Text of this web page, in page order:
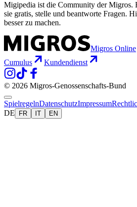
Migipedia ist die Community der Migros.
sie gratis, stelle und beantworte Fragen.
besser zu machen.
Migros Online
Cumulus
Kundendienst
© 2026 Migros-Genossenschafts-Bund
SpielregelnDatenschutzImpressum
DE
FR IT EN